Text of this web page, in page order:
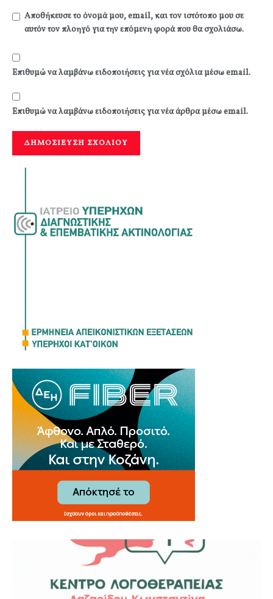
Αποθήκευσε το όνομά μου, email, και τον ιστότοπο μου σε
αυτόν τον πλοηγό για την επόμενη φορά που θα σχολιάσω.
Επιθυμώ να λαμβάνω ειδοποιήσεις για νέα σχόλια μέσω email.
Επιθυμώ να λαμβάνω ειδοποιήσεις για νέα άρθρα μέσω email.